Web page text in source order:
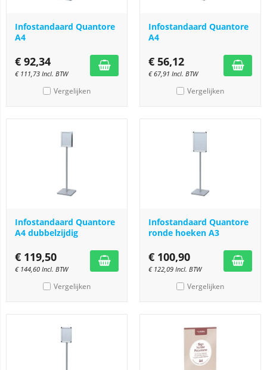
Infostandaard Quantore
A4
€ 92,34
€ 111,73 Incl. BTW
Vergelijken
Infostandaard Quantore
A4
€ 56,12
€67,91 Incl. BTW
Vergelijken
Infostandaard Quantore
A4 dubbelzijdig
€ 119,50
€ 144,60 Incl. BTW
Vergelijken
Infostandaard Quantore
ronde hoeken A3
€ 100,90
€ 122,09 Incl. BTW
Vergelijken